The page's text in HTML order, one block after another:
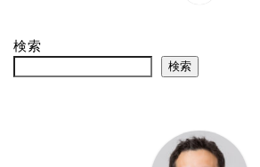
検索
検索